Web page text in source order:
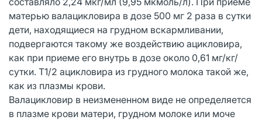
матерью валацикловира в дозе 500 мг 2 раза в сутки
дети, находящиеся на грудном вскармливании,
подвергаются такому же воздействию ацикловира,
как при приеме его внутрь в дозе около 0,61 мг/кг/
сутки. T1/2 ацикловира из грудного молока такой же,
как из плазмы крови.
Валацикловир в неизмененном виде не определяется
в плазме крови матери, грудном молоке или моче